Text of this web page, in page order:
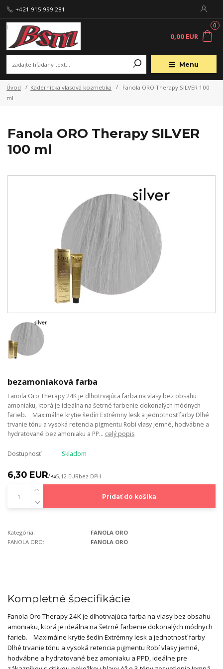
Menu
+421 915 999 281
0
0,00 EUR
Úvod Kadernícka vlasová kozmetika
Fanola ORO Therapy SILVER 100
ml
Fanola ORO Therapy SILVER
100 ml
bezamoniaková farba
Fanola Oro Therapy 24K je dlhotrvajúca farba na vlasy bez obsahu
amoniaku, ktorá je ideálna na šetrné farbenie dokonalých módnych
farieb. Maximálne krytie šedín Extrémny lesk a jednotnosť farby Dlhé
trvanie tónu a vysoká retencia pigmentu Robí vlasy jemné, hodvábne a
hydratované bez amoniaku a PP... celý popis
Dostupnosť Skladom
6,30 EUR/ks5,12 EURbez DPH
Pridať do košíka
Kategória:
FANOLA ORO
FANOLA ORO:
FANOLA ORO
Kompletné špecifikácie
Fanola Oro Therapy 24K je dlhotrvajúca farba na vlasy bez obsahu
amoniaku, ktorá je ideálna na šetrné farbenie dokonalých módnych
farieb. Maximálne krytie šedín Extrémny lesk a jednotnosť farby
Dlhé trvanie tónu a vysoká retencia pigmentu Robí vlasy jemné,
hodvábne a hydratované bez amoniaku a PPD, ideálne pre